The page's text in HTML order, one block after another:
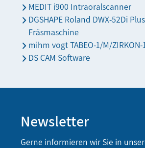
MEDIT i900 Intraoralscanner
DGSHAPE Roland DWX-52Di Plus
Fräsmaschine
mihm vogt TABEO-1/M/ZIRKON-
DS CAM Software
Newsletter
Gerne informieren wir Sie in